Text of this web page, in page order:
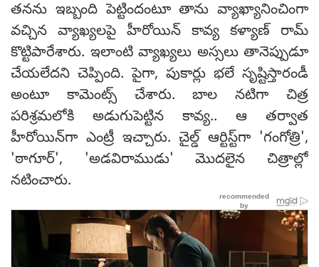
తనను ఇబ్బంది పెట్టిందంటూ తాను వ్యాఖ్యానించింగా
వచ్చిన వ్యాఖ్యలపై హీరోయిన్ కావ్య కళ్యాణ్ రామ్
కొట్టిపారేశారు. ఇలాంటి వ్యాఖ్యలు అస్సలు తానెప్పుడూ
చేయలేదని చెప్పింది. పైగా, పుకార్లు భలే సృష్టిస్తారండీ
అంటూ కామెంట్స్ చేశారు. బాల నటిగా చిత్ర
పరిశ్రమలోకి అడుగుపెట్టిన కావ్య.. ఆ తర్వాత
హీరోయిన్‌గా ఎంట్రీ ఇచ్చారు. చైల్డ్ ఆర్టిస్ట్‌గా 'గంగోత్రి',
'ఠాగూర్', 'అడవిరాముడు' మొదలైన చిత్రాల్లో
నటించారు.